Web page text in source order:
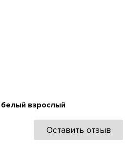
взрослый
Оставить отзыв